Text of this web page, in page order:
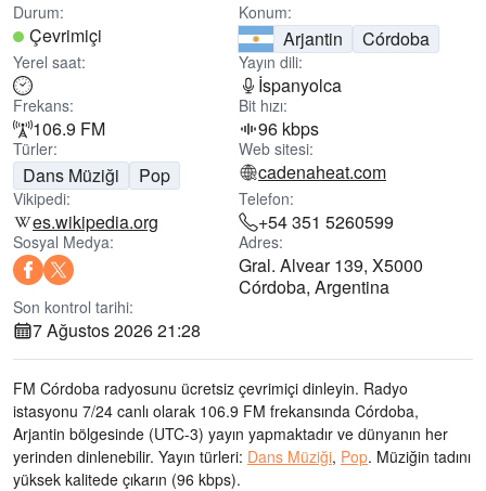
Durum:
Çevrimiçi
Konum:
Arjantin Córdoba
Yerel saat: Yayın dili:
İspanyolca
Frekans:
106.9 FM
Bit hızı:
96 kbps
Türler:
Dans Müziği Pop
Web sitesi:
cadenaheat.com
Vikipedi:
es.wikipedia.org
Telefon:
+54 351 5260599
Sosyal Medya: Adres:
Gral. Alvear 139, X5000
Córdoba, Argentina
Son kontrol tarihi:
7 Ağustos 2026 21:28
FM Córdoba radyosunu ücretsiz çevrimiçi dinleyin. Radyo
istasyonu 7/24 canlı olarak 106.9 FM frekansında Córdoba,
Arjantin bölgesinde (UTC-3) yayın yapmaktadır ve dünyanın her
yerinden dinlenebilir. Yayın türleri: Dans Müziği, Pop. Müziğin tadını
yüksek kalitede çıkarın (96 kbps).